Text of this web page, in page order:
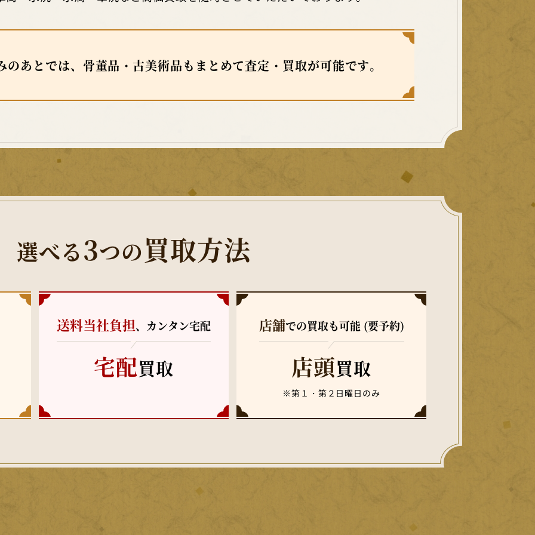
のあとでは、骨董品・古美術品もまとめて査定・買取が可能です。
選べる3つの買取方法
送料当社負担、カンタン宅配
宅配買取
店舗での買取も可能 (要予約)
店頭買取
※第１・第２日曜日のみ